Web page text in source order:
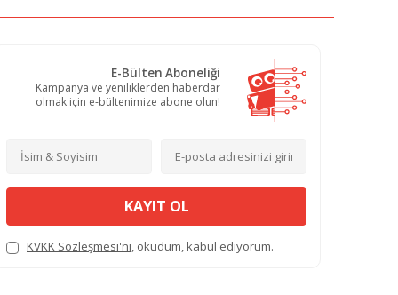
E-Bülten Aboneliği
Kampanya ve yeniliklerden haberdar
olmak için e-bültenimize abone olun!
KAYIT OL
KVKK Sözleşmesi'ni, okudum, kabul ediyorum.